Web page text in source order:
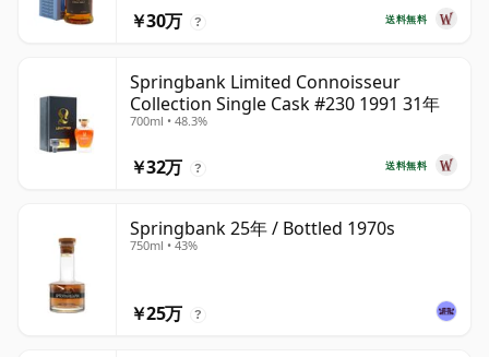
送料無料
￥30万 ?
Springbank Limited Connoisseur
Collection Single Cask #230 1991 31年
700ml • 48.3%
送料無料
￥32万 ?
Springbank 25年 / Bottled 1970s
750ml • 43%
￥25万 ?